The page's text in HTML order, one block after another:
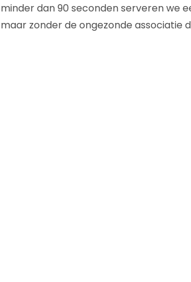
minder dan 90 seconden serveren we
maar zonder de ongezonde associatie